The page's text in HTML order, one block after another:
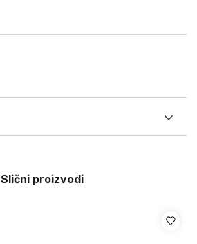
Slični proizvodi